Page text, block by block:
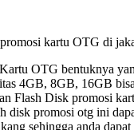
OTG bentuknya
4GB, 8GB, 16GB
Flash Disk promosi
disk promosi otg ini
sehingga anda